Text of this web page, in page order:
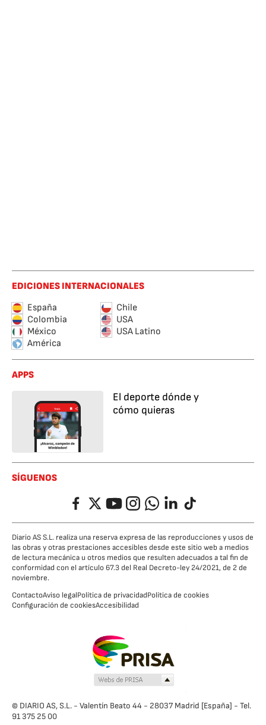
EDICIONES INTERNACIONALES
España
Chile
Colombia
USA
México
USA Latino
América
APPS
El deporte dónde y
cómo quieras
SÍGUENOS
FacebookTwitterYouTubeInstagramWhatsappLinkedIn
TikTok
Diario AS S.L. realiza una reserva expresa de las reproducciones y usos de
las obras y otras prestaciones accesibles desde este sitio web a medios
de lectura mecánica u otros medios que resulten adecuados a tal fin de
conformidad con el artículo 67.3 del Real Decreto-ley 24/2021, de 2 de
noviembre.
ContactoAviso legalPolítica de privacidadPolítica de cookies
Configuración de cookiesAccesibilidad
© DIARIO AS, S.L. - Valentín Beato 44 - 28037 Madrid [España] - Tel.
91 375 25 00